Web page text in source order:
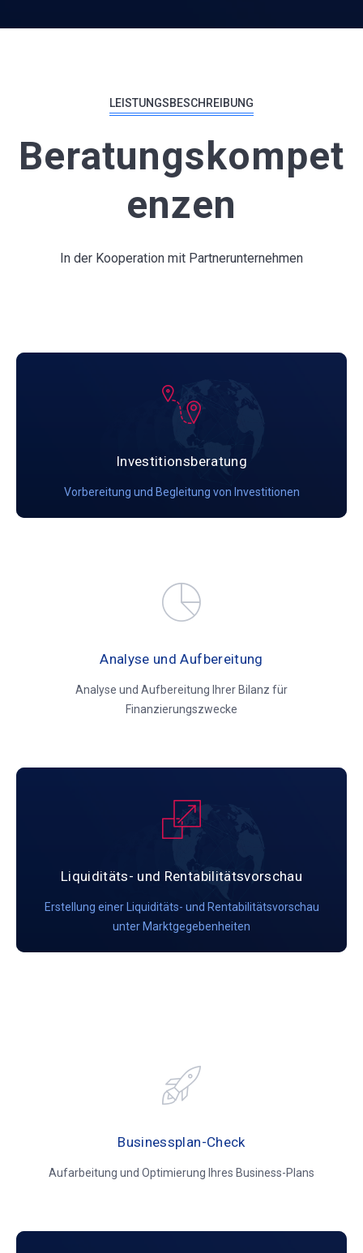
LEISTUNGSBESCHREIBUNG
Beratungskompet
enzen
In der Kooperation mit Partnerunternehmen
Investitionsberatung
Vorbereitung und Begleitung von Investitionen
Analyse und Aufbereitung
Analyse und Aufbereitung Ihrer Bilanz für
Finanzierungszwecke
Liquiditäts- und Rentabilitätsvorschau
Erstellung einer Liquiditäts- und Rentabilitätsvorschau
unter Marktgegebenheiten
Businessplan-Check
Aufarbeitung und Optimierung Ihres Business-Plans